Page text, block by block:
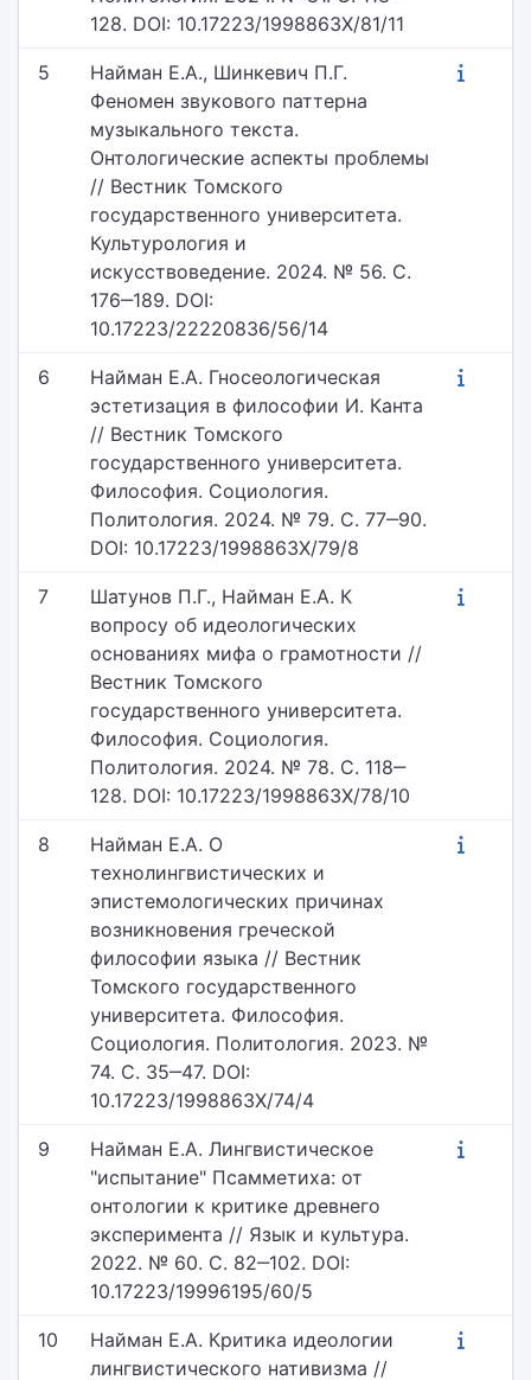
128. DOI: 10.17223/1998863X/81/11
5
Найман Е.А., Шинкевич П.Г.
Феномен звукового паттерна
музыкального текста.
Онтологические аспекты проблемы
// Вестник Томского
государственного университета.
Культурология и
искусствоведение. 2024. № 56. С.
176‒189. DOI:
10.17223/22220836/56/14
6
Найман Е.А. Гносеологическая
эстетизация в философии И. Канта
// Вестник Томского
государственного университета.
Философия. Социология.
Политология. 2024. № 79. С. 77‒90.
DOI: 10.17223/1998863X/79/8
7
Шатунов П.Г., Найман Е.А. К
вопросу об идеологических
основаниях мифа о грамотности //
Вестник Томского
государственного университета.
Философия. Социология.
Политология. 2024. № 78. С. 118‒
128. DOI: 10.17223/1998863X/78/10
8
Найман Е.А. О
технолингвистических и
эпистемологических причинах
возникновения греческой
философии языка // Вестник
Томского государственного
университета. Философия.
Социология. Политология. 2023. №
74. С. 35‒47. DOI:
10.17223/1998863X/74/4
9
Найман Е.А. Лингвистическое
"испытание" Псамметиха: от
онтологии к критике древнего
эксперимента // Язык и культура.
2022. № 60. С. 82‒102. DOI:
10.17223/19996195/60/5
10
Найман Е.А. Критика идеологии
лингвистического нативизма //